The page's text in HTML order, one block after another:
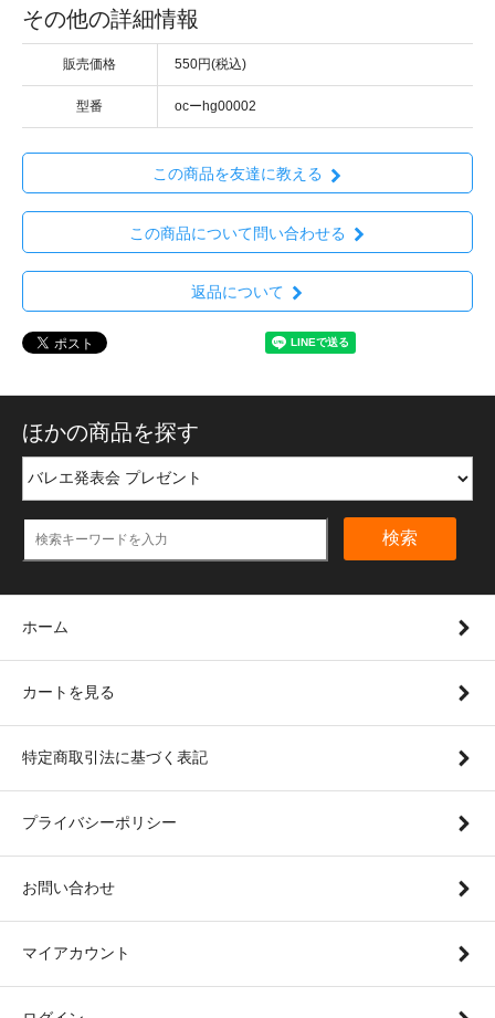
その他の詳細情報
販売価格 550円(税込)
型番 ocーhg00002
この商品を友達に教える
この商品について問い合わせる
返品について
ほかの商品を探す
検索
ホーム
カートを見る
特定商取引法に基づく表記
プライバシーポリシー
お問い合わせ
マイアカウント